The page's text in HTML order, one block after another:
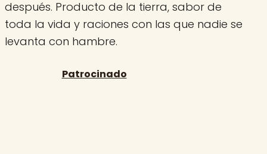
después. Producto de la tierra, sabor de
toda la vida y raciones con las que nadie se
levanta con hambre.